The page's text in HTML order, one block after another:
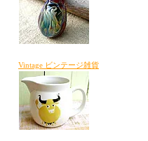
Vintage ビンテージ雑貨